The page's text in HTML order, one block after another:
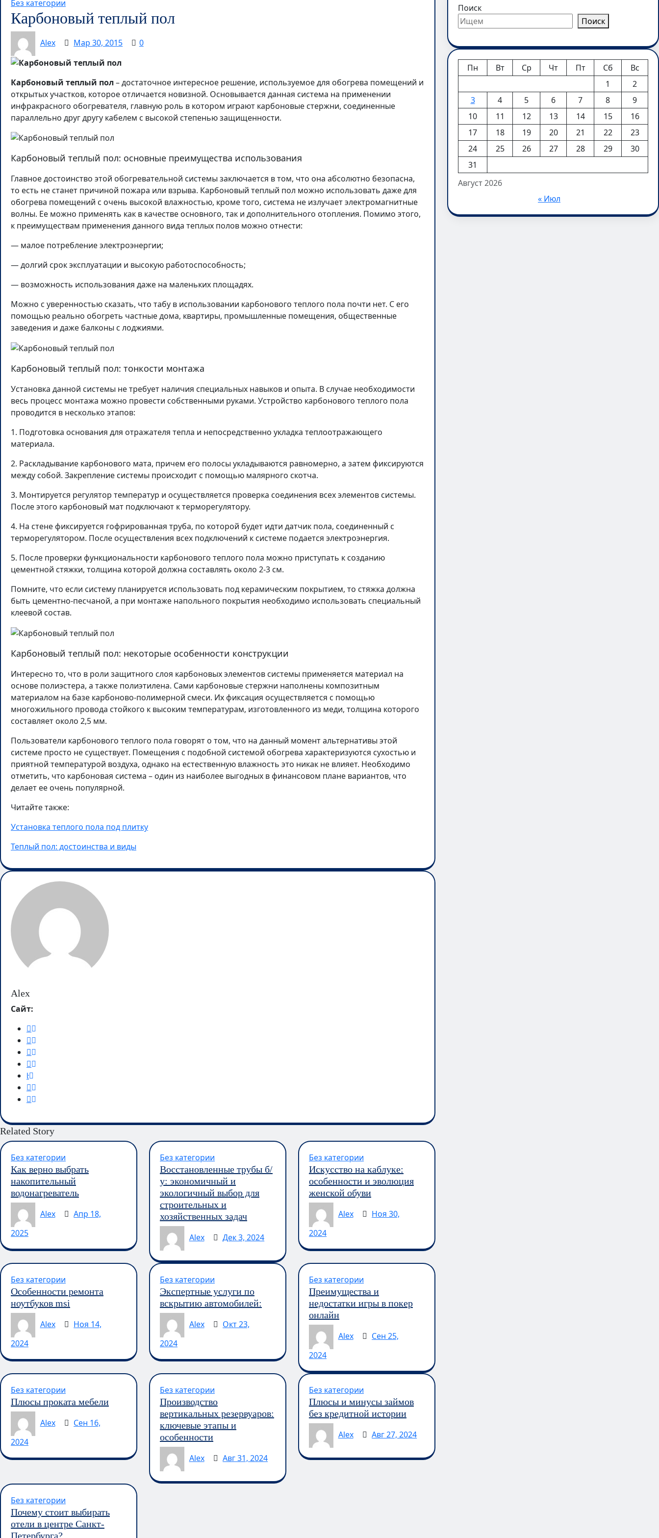
Без категории
Карбоновый теплый пол
Alex Мар 30, 2015 0
Карбоновый теплый пол – достаточное интересное решение, используемое для обогрева помещений и
открытых участков, которое отличается новизной. Основывается данная система на применении
инфракрасного обогревателя, главную роль в котором играют карбоновые стержни, соединенные
параллельно друг другу кабелем с высокой степенью защищенности.
Карбоновый теплый пол: основные преимущества использования
Главное достоинство этой обогревательной системы заключается в том, что она абсолютно безопасна,
то есть не станет причиной пожара или взрыва. Карбоновый теплый пол можно использовать даже для
обогрева помещений с очень высокой влажностью, кроме того, система не излучает электромагнитные
волны. Ее можно применять как в качестве основного, так и дополнительного отопления. Помимо этого,
к преимуществам применения данного вида теплых полов можно отнести:
— малое потребление электроэнергии;
— долгий срок эксплуатации и высокую работоспособность;
— возможность использования даже на маленьких площадях.
Можно с уверенностью сказать, что табу в использовании карбонового теплого пола почти нет. С его
помощью реально обогреть частные дома, квартиры, промышленные помещения, общественные
заведения и даже балконы с лоджиями.
Карбоновый теплый пол: тонкости монтажа
Установка данной системы не требует наличия специальных навыков и опыта. В случае необходимости
весь процесс монтажа можно провести собственными руками. Устройство карбонового теплого пола
проводится в несколько этапов:
1. Подготовка основания для отражателя тепла и непосредственно укладка теплоотражающего
материала.
2. Раскладывание карбонового мата, причем его полосы укладываются равномерно, а затем фиксируются
между собой. Закрепление системы происходит с помощью малярного скотча.
3. Монтируется регулятор температур и осуществляется проверка соединения всех элементов системы.
После этого карбоновый мат подключают к терморегулятору.
4. На стене фиксируется гофрированная труба, по которой будет идти датчик пола, соединенный с
терморегулятором. После осуществления всех подключений к системе подается электроэнергия.
5. После проверки функциональности карбонового теплого пола можно приступать к созданию
цементной стяжки, толщина которой должна составлять около 2-3 см.
Помните, что если систему планируется использовать под керамическим покрытием, то стяжка должна
быть цементно-песчаной, а при монтаже напольного покрытия необходимо использовать специальный
клеевой состав.
Карбоновый теплый пол: некоторые особенности конструкции
Интересно то, что в роли защитного слоя карбоновых элементов системы применяется материал на
основе полиэстера, а также полиэтилена. Сами карбоновые стержни наполнены композитным
материалом на базе карбоново-полимерной смеси. Их фиксация осуществляется с помощью
многожильного провода стойкого к высоким температурам, изготовленного из меди, толщина которого
составляет около 2,5 мм.
Пользователи карбонового теплого пола говорят о том, что на данный момент альтернативы этой
системе просто не существует. Помещения с подобной системой обогрева характеризуются сухостью и
приятной температурой воздуха, однако на естественную влажность это никак не влияет. Необходимо
отметить, что карбоновая система – один из наиболее выгодных в финансовом плане вариантов, что
делает ее очень популярной.
Читайте также:
Установка теплого пола под плитку
Теплый пол: достоинства и виды
Alex
Сайт:
Related Story
Без категории
Как верно выбрать
накопительный
водонагреватель
Alex
Апр 18,
2025
Без категории
Восстановленные трубы б/
у: экономичный и
экологичный выбор для
строительных и
хозяйственных задач
Alex
Дек 3, 2024
Без категории
Искусство на каблуке:
особенности и эволюция
женской обуви
Alex
Ноя 30,
2024
Без категории
Особенности ремонта
ноутбуков msi
Alex
Ноя 14,
2024
Без категории
Экспертные услуги по
вскрытию автомобилей:
Alex
Окт 23,
2024
Без категории
Преимущества и
недостатки игры в покер
онлайн
Alex
Сен 25,
2024
Без категории
Плюсы проката мебели
Alex
Сен 16,
2024
Без категории
Производство
вертикальных резервуаров:
ключевые этапы и
особенности
Alex
Авг 31, 2024
Без категории
Плюсы и минусы займов
без кредитной истории
Alex
Авг 27, 2024
Без категории
Почему стоит выбирать
отели в центре Санкт-
Петербурга?
Поиск
Поиск
Август 2026
Пн Вт Ср Чт Пт Сб
Вс
1
2
3
4 5 6 7 8
9
10
11 12 13 14 15
16
17
18 19 20 21 22
23
24
25 26 27 28 29
30
31
« Июл